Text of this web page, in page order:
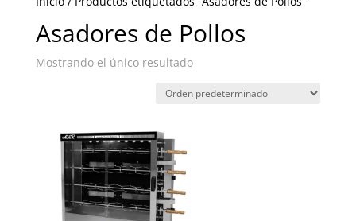
Asadores de Pollos
Mostrando el único resultado